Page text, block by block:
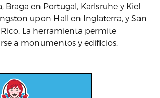
Braga en Portugal, Karlsruhe y Kiel
upon Hall en Inglaterra, y San
La herramienta permite
a monumentos y edificios.